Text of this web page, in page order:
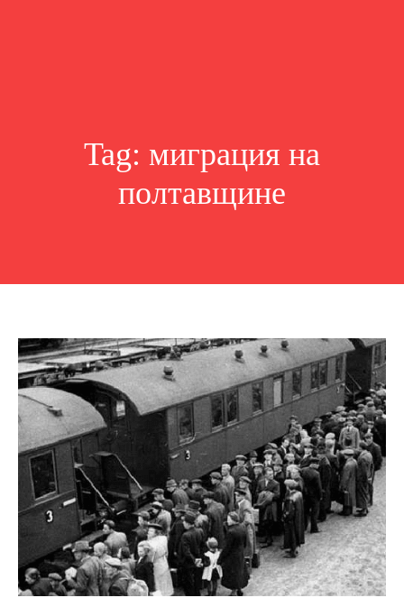
Tag: миграция на
полтавщине